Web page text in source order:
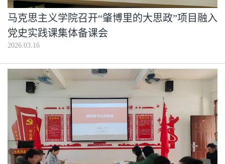
马克思主义学院召开“肇博里的大思政”项目融入
党史实践课集体备课会
2026.03.16